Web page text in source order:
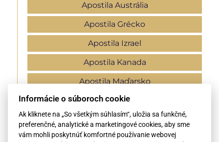
Apostila Austrália
Apostila Grécko
Apostila Izrael
Apostila Kanada
Apostila Maďarsko
Apostila Nemecko
Apostila Rusko
Apostila Srbsko
Informácie o súboroch cookie
Ak kliknete na „So všetkým súhlasím“, uložia sa funkčné,
preferenčné, analytické a marketingové cookies, aby sme
vám mohli poskytnúť komfortné používanie webovej